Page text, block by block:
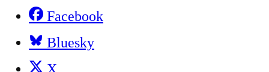
Facebook
Bluesky